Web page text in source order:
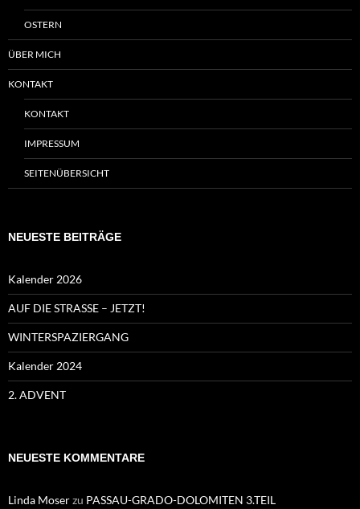
OSTERN
ÜBER MICH
KONTAKT
KONTAKT
IMPRESSUM
SEITENÜBERSICHT
NEUESTE BEITRÄGE
Kalender 2026
AUF DIE STRASSE – JETZT!
WINTERSPAZIERGANG
Kalender 2024
2. ADVENT
NEUESTE KOMMENTARE
Linda Moserzu PASSAU-GRADO-DOLOMITEN 3.TEIL